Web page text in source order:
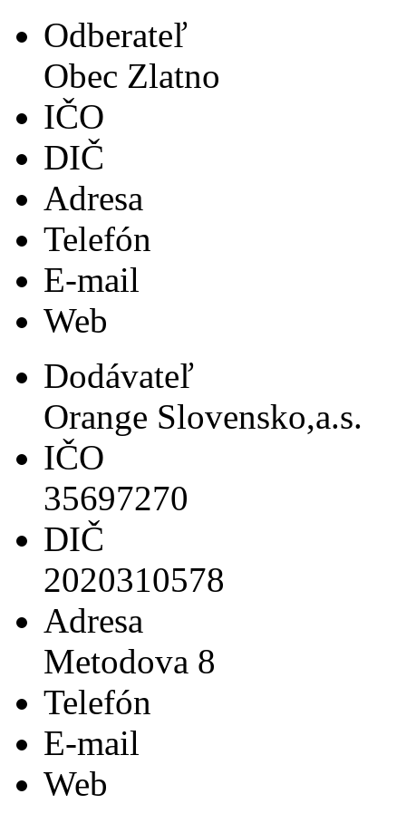
Odberateľ
Obec Zlatno
IČO
DIČ
Adresa
Telefón
E-mail
Web
Dodávateľ
Orange Slovensko,a.s.
IČO
35697270
DIČ
2020310578
Adresa
Metodova 8
Telefón
E-mail
Web